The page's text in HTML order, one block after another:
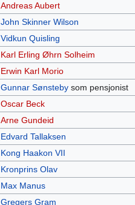
Andreas Aubert
John Skinner Wilson
Vidkun Quisling
Karl Erling Øhrn Solheim
Erwin Karl Morio
Gunnar Sønstebysom pensjonist
Oscar Beck
Arne Gundeid
Edvard Tallaksen
Kong Haakon VII
Kronprins Olav
Max Manus
Gregers Gram